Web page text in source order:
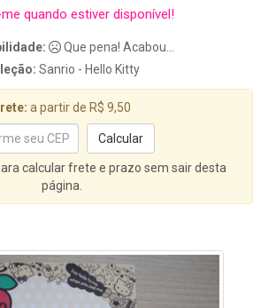
quando estiver disponível!
Que pena! Acabou...
Sanrio - Hello Kitty
a partir de R$ 9,50
calcular frete e prazo sem sair desta
página.